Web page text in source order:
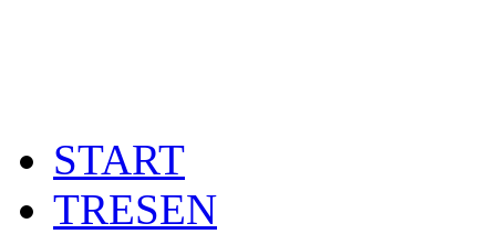
START
TRESEN